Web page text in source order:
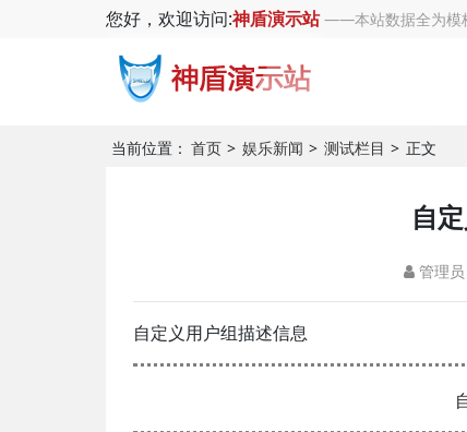
您好，欢迎访问:神盾演示站 ——本站数据全为模
当前位置： 首页 娱乐新闻 测试栏目 正文
自
管理员
自定义用户组描述信息